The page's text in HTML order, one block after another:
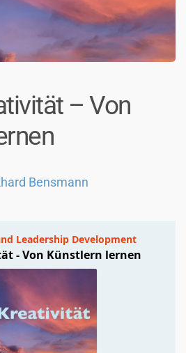
– Von
Bensmann